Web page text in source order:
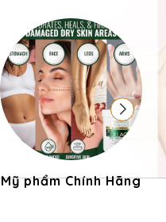
Mỹ phẩm Chính Hãng